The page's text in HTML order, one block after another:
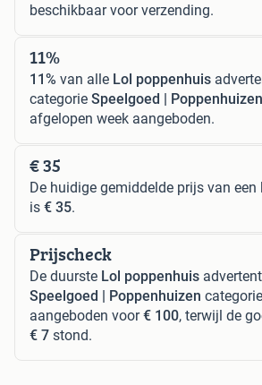
beschikbaar voor verzending.
11%
11% van alle Lol poppenhuis
categorie Speelgoed | Poppenhuizen
afgelopen week aangeboden.
€ 35
De huidige gemiddelde prijs van een
is € 35.
Prijscheck
De duurste Lol poppenhuis
Speelgoed | Poppenhuizen
aangeboden voor€ 100, terwijl de
€ 7 stond.